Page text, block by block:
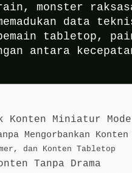
monster
data
tabletop,
antara
Konten Miniatur
Mengorbankan
dan Konten Tabletop
Tanpa Drama